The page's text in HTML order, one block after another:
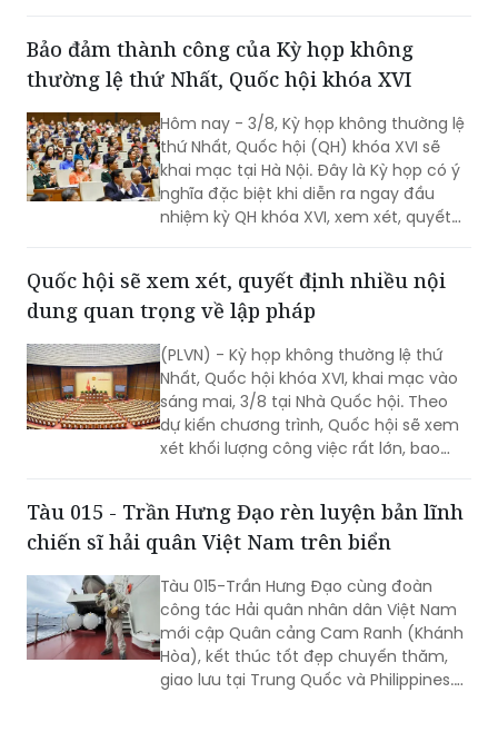
Bảo đảm thành công của Kỳ họp không
thường lệ thứ Nhất, Quốc hội khóa XVI
Hôm nay - 3/8, Kỳ họp không thường lệ
thứ Nhất, Quốc hội (QH) khóa XVI sẽ
khai mạc tại Hà Nội. Đây là Kỳ họp có ý
nghĩa đặc biệt khi diễn ra ngay đầu
nhiệm kỳ QH khóa XVI, xem xét, quyết
và các vấn đề thuộc thẩm quyền của
QH. Việc các cơ quan của QH và Chính
chuẩn bị cho thấy quyết tâm đưa các
chủ trương của Đảng nhanh chóng đi
vào cuộc sống thông qua những quyết
sách kịp thời của QH.
Quốc hội sẽ xem xét, quyết định nhiều nội
dung quan trọng về lập pháp
(PLVN) - Kỳ họp không thường lệ thứ
Nhất, Quốc hội khóa XVI, khai mạc vào
sáng mai, 3/8 tại Nhà Quốc hội. Theo
dự kiến chương trình, Quốc hội sẽ xem
xét khối lượng công việc rất lớn, bao
Tàu 015 - Trần Hưng Đạo rèn luyện bản lĩnh
chiến sĩ hải quân Việt Nam trên biển
Tàu 015-Trần Hưng Đạo cùng đoàn
công tác Hải quân nhân dân Việt Nam
mới cập Quân cảng Cam Ranh (Khánh
Hòa), kết thúc tốt đẹp chuyến thăm,
giao lưu tại Trung Quốc và Philippines.